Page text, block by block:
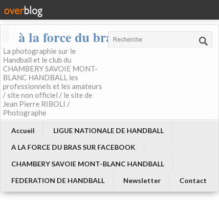
à la force du bras
La photographie sur le
Handball et le club du
CHAMBERY SAVOIE MONT-
BLANC HANDBALL les
professionnels et les amateurs
/ site non officiel / le site de
Jean Pierre RIBOLI /
Photographe
Accueil
LIGUE NATIONALE DE HANDBALL
A LA FORCE DU BRAS SUR FACEBOOK
CHAMBERY SAVOIE MONT-BLANC HANDBALL
FEDERATION DE HANDBALL
Newsletter Contact